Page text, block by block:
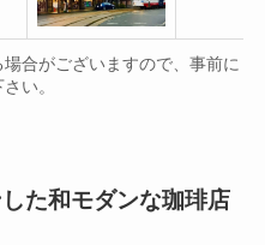
合がございますので、事前に
い。
た和モダンな珈琲店